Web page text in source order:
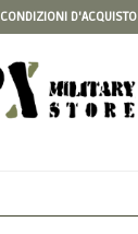
CONDIZIONI D'ACQUISTO